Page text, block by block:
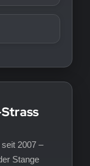
2007 –
Stange